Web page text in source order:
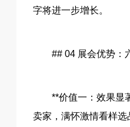
字将进一步增长。
## 04 展会优势：
**价值一：效果显
卖家，满怀激情看样选